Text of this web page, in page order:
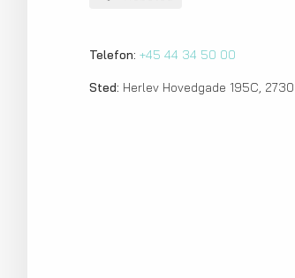
Telefon: +45 44 34 50 00
Sted: Herlev Hovedgade 195C,